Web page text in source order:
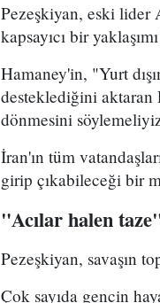
Pezeşkiyan, eski lider
kapsayıcı bir
Hamaney'in, "Yurt
desteklediğini
dönmesini
İran'ın tüm
girip çıkabileceği bir
"Acılar halen
Pezeşkiyan, savaşın
Çok sayıda gencin